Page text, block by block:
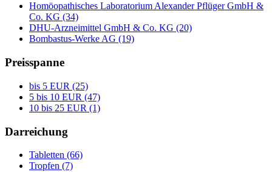
Homöopathisches Laboratorium Alexander Pflüger GmbH &
Co. KG (34)
DHU-Arzneimittel GmbH & Co. KG (20)
Bombastus-Werke AG (19)
Preisspanne
bis 5 EUR (25)
5 bis 10 EUR (47)
10 bis 25 EUR (1)
Darreichung
Tabletten (66)
Tropfen (7)